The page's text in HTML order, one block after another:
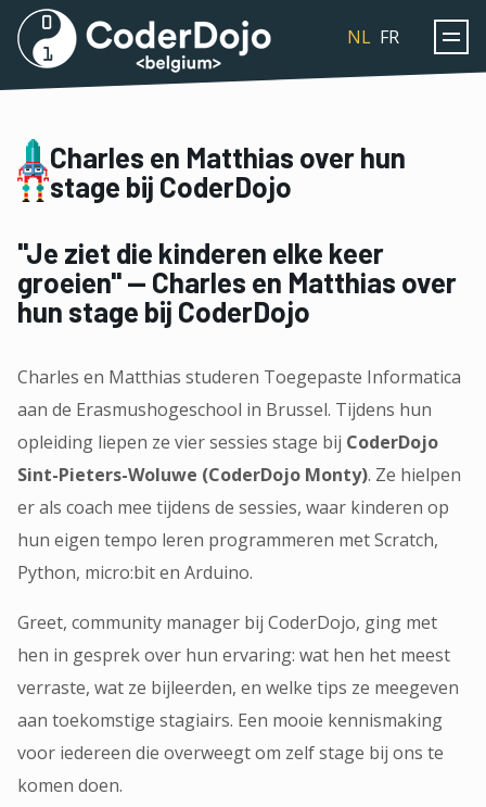
CoderdojoNL FR
Charles en Matthias over hun
stage bij CoderDojo
"Je ziet die kinderen elke keer
groeien" — Charles en Matthias over
hun stage bij CoderDojo
Charles en Matthias studeren Toegepaste Informatica
aan de Erasmushogeschool in Brussel. Tijdens hun
opleiding liepen ze vier sessies stage bij CoderDojo
Sint-Pieters-Woluwe (CoderDojo Monty). Ze hielpen
er als coach mee tijdens de sessies, waar kinderen op
hun eigen tempo leren programmeren met Scratch,
Python, micro:bit en Arduino.
Greet, community manager bij CoderDojo, ging met
hen in gesprek over hun ervaring: wat hen het meest
verraste, wat ze bijleerden, en welke tips ze meegeven
aan toekomstige stagiairs. Een mooie kennismaking
voor iedereen die overweegt om zelf stage bij ons te
komen doen.